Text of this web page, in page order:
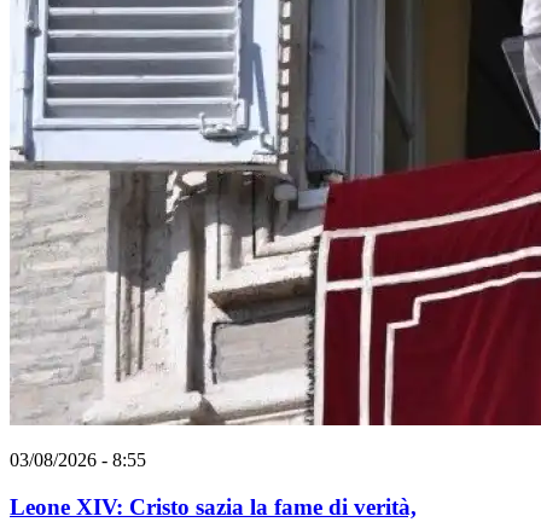
03/08/2026 - 8:55
Leone XIV: Cristo sazia la fame di verità,